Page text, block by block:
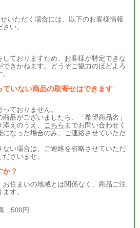
いただく場合には、以下のお客様情報
い。
ておりますため、お客様が特定できな
できかねます。どうぞご協力のほどよろ
す。
ていない商品の取寄せはできます
ておりません。
品がございましたら、「希望商品名」
えのうえ、
こちら までお問い合わせく
になった場合のみ、ご連絡させていただ
ない場合は、ご連絡を省略させていただ
さいませ。
か？
お住まいの地域とは関係なく、商品ご注
す。
…500円